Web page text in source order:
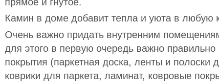
Камин в доме добавит тепла и уюта в любую
Очень важно придать внутренним
для этого в первую очередь важно правильно
покрытия (паркетная доска, ленты и полоски
коврики для паркета, ламинат, ковровые